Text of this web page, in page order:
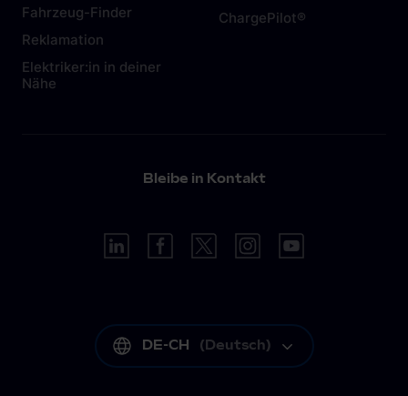
Fahrzeug-Finder
Reklamation
Elektriker:in in deiner
Nähe
ChargePilot®
Bleibe in Kontakt
DE-CH (Deutsch)